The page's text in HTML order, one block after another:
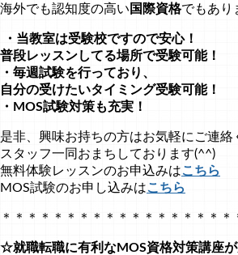
海外でも認知度の高い 国際資格でもあり
・当教室は受験校ですので安心！
普段レッスンしてる場所で受験可能！
・毎週試験を行っており、
自分の受けたいタイミング受験可能！
・MOS試験対策も充実！
是非、興味お持ちの方はお気軽にご連絡
スタッフ一同おまちしております(^^)
無料体験レッスンのお申込みはこちら
MOS試験のお申し込みはこちら
＊＊＊＊＊＊＊＊＊＊＊＊＊＊＊＊＊＊
☆就職転職に有利なMOS資格対策講座